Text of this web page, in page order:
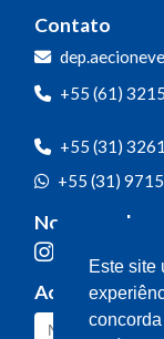
Contato
+55 (61)
+55 (31)
+55 (31)
Nossas redes
Acompanhe o
Este site